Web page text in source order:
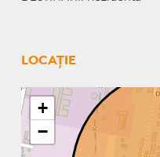
LOCAȚIE
+
−